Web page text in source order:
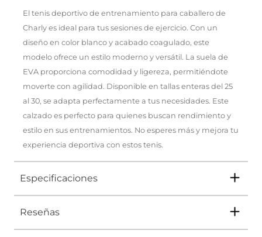
El tenis deportivo de entrenamiento para caballero de
Charly es ideal para tus sesiones de ejercicio. Con un
diseño en color blanco y acabado coagulado, este
modelo ofrece un estilo moderno y versátil. La suela de
EVA proporciona comodidad y ligereza, permitiéndote
moverte con agilidad. Disponible en tallas enteras del 25
al 30, se adapta perfectamente a tus necesidades. Este
calzado es perfecto para quienes buscan rendimiento y
estilo en sus entrenamientos. No esperes más y mejora tu
experiencia deportiva con estos tenis.
Especificaciones
Tipo
Reseñas